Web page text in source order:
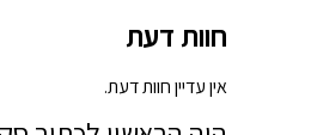
חוות דעת
אין עדיין חוות דעת.